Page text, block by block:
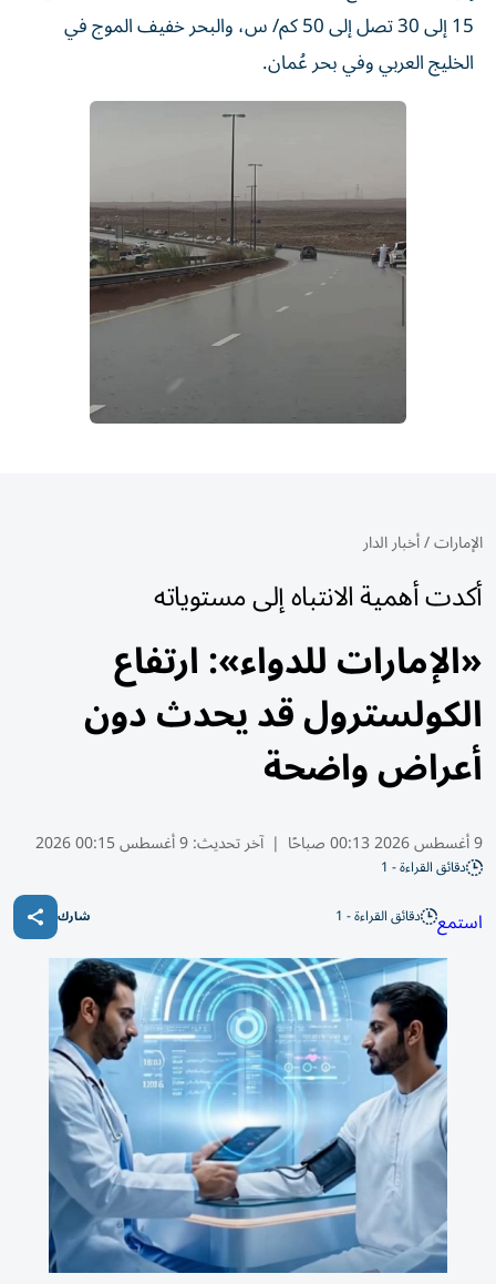
15 إلى 30 تصل إلى 50 كم/ س، والبحر خفيف الموج في
الخليج العربي وفي بحر عُمان.
الإمارات/أخبار الدار
أكدت أهمية الانتباه إلى مستوياته
«الإمارات للدواء»: ارتفاع
الكولسترول قد يحدث دون
أعراض واضحة
9 أغسطس 2026 00:13 صباحًا | آخر تحديث:9 أغسطس 00:15 2026
دقائق القراءة - 1
استمع دقائق القراءة - 1 شارك